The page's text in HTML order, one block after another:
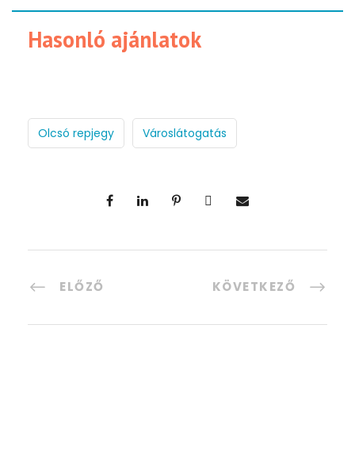
Hasonló ajánlatok
Olcsó repjegy Városlátogatás
ELŐZŐ KÖVETKEZŐ